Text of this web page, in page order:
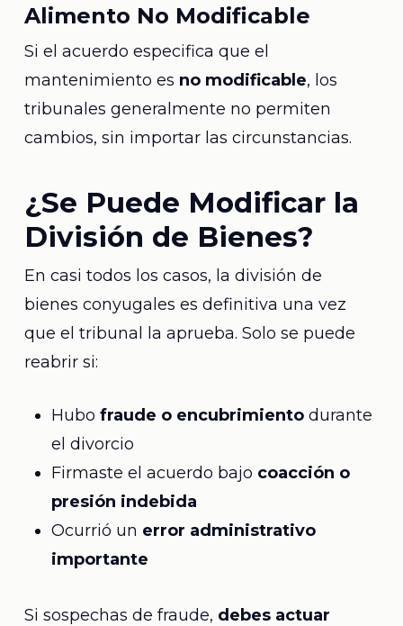
Alimento No Modificable
Si el acuerdo especifica que el
mantenimiento es no modificable, los
tribunales generalmente no permiten
cambios, sin importar las circunstancias.
¿Se Puede Modificar la
División de Bienes?
En casi todos los casos, la división de
bienes conyugales es definitiva una vez
que el tribunal la aprueba. Solo se puede
reabrir si:
Hubo fraude o encubrimientodurante
el divorcio
Firmaste el acuerdo bajo coacción o
presión indebida
Ocurrió un error administrativo
importante
Si sospechas de fraude, debes actuar